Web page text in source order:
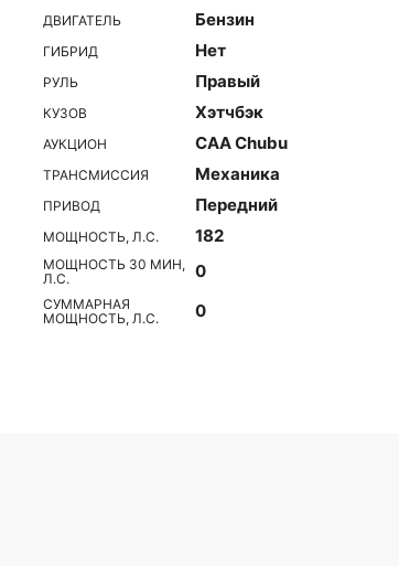
ДВИГАТЕЛЬ Бензин
ГИБРИД Нет
РУЛЬ Правый
КУЗОВ Хэтчбэк
АУКЦИОН CAA Chubu
ТРАНСМИССИЯ Механика
ПРИВОД Передний
МОЩНОСТЬ, Л.С. 182
МОЩНОСТЬ 30 МИН,
Л.С.
0
СУММАРНАЯ
МОЩНОСТЬ, Л.С.
0